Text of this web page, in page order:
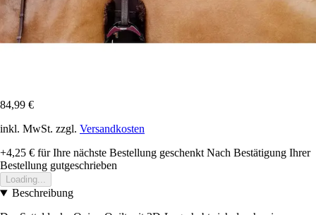
84,99 €
inkl. MwSt. zzgl. Versandkosten
+4,25 € für Ihre nächste Bestellung geschenkt Nach Bestätigung Ihrer
Bestellung gutgeschrieben
Loading...
Beschreibung